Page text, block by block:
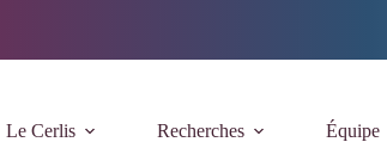
Le Cerlis Recherches Équipe